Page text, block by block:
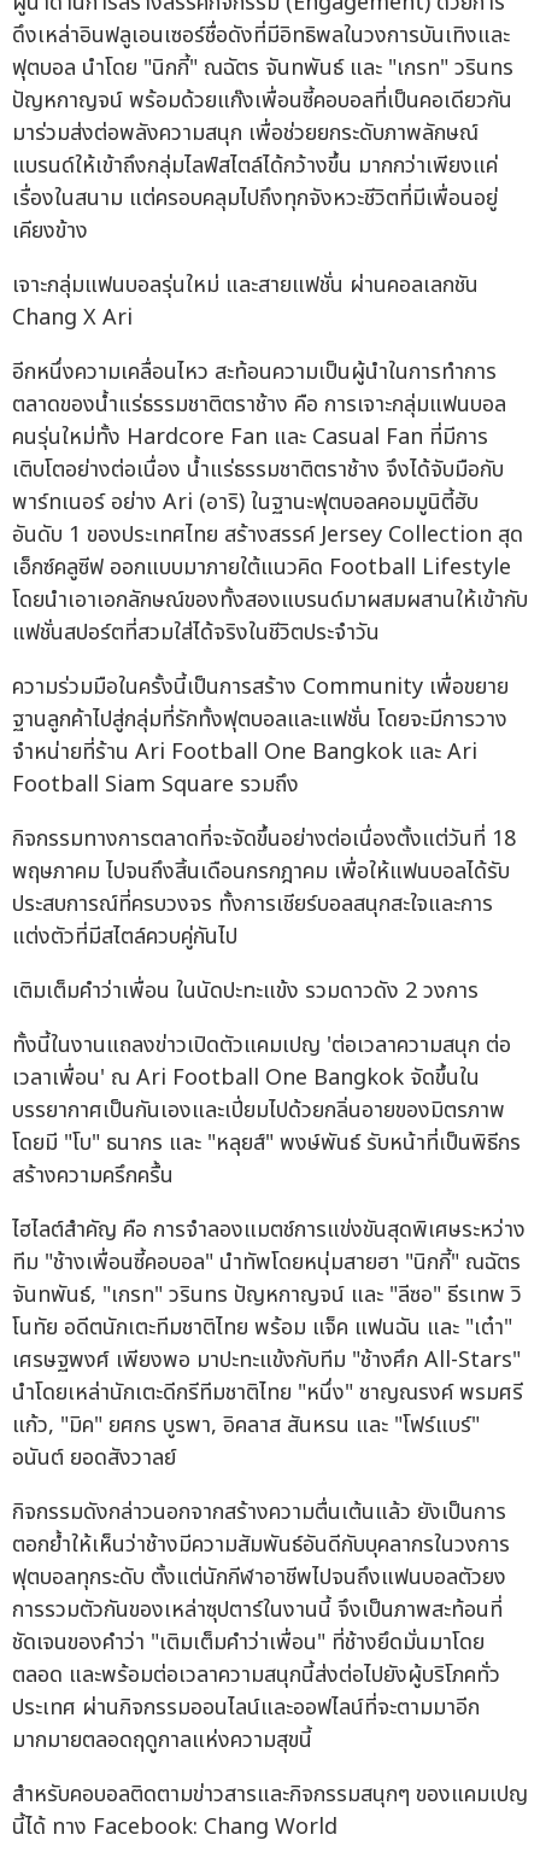
ดึงเหล่าอินฟลูเอนเซอร์ชื่อดังที่มีอิทธิพลในวงการบันเทิงและ
ฟุตบอล นำโดย "นิกกี้" ณฉัตร จันทพันธ์ และ "เกรท" วรินทร
ปัญหกาญจน์ พร้อมด้วยแก๊งเพื่อนซี้คอบอลที่เป็นคอเดียวกัน
มาร่วมส่งต่อพลังความสนุก เพื่อช่วยยกระดับภาพลักษณ์
แบรนด์ให้เข้าถึงกลุ่มไลฟ์สไตล์ได้กว้างขึ้น มากกว่าเพียงแค่
เรื่องในสนาม แต่ครอบคลุมไปถึงทุกจังหวะชีวิตที่มีเพื่อนอยู่
เคียงข้าง
เจาะกลุ่มแฟนบอลรุ่นใหม่ และสายแฟชั่น ผ่านคอลเลกชัน
Chang X Ari
อีกหนึ่งความเคลื่อนไหว สะท้อนความเป็นผู้นำในการทำการ
ตลาดของน้ำแร่ธรรมชาติตราช้าง คือ การเจาะกลุ่มแฟนบอล
คนรุ่นใหม่ทั้ง Hardcore Fan และ Casual Fan ที่มีการ
เติบโตอย่างต่อเนื่อง น้ำแร่ธรรมชาติตราช้าง จึงได้จับมือกับ
พาร์ทเนอร์ อย่าง Ari (อาริ) ในฐานะฟุตบอลคอมมูนิตี้ฮับ
อันดับ 1 ของประเทศไทย สร้างสรรค์ Jersey Collection สุด
เอ็กซ์คลูซีฟ ออกแบบมาภายใต้แนวคิด Football Lifestyle
โดยนำเอาเอกลักษณ์ของทั้งสองแบรนด์มาผสมผสานให้เข้ากับ
แฟชั่นสปอร์ตที่สวมใส่ได้จริงในชีวิตประจำวัน
ความร่วมมือในครั้งนี้เป็นการสร้าง Community เพื่อขยาย
ฐานลูกค้าไปสู่กลุ่มที่รักทั้งฟุตบอลและแฟชั่น โดยจะมีการวาง
จำหน่ายที่ร้าน Ari Football One Bangkok และ Ari
Football Siam Square รวมถึง
กิจกรรมทางการตลาดที่จะจัดขึ้นอย่างต่อเนื่องตั้งแต่วันที่ 18
พฤษภาคม ไปจนถึงสิ้นเดือนกรกฎาคม เพื่อให้แฟนบอลได้รับ
ประสบการณ์ที่ครบวงจร ทั้งการเชียร์บอลสนุกสะใจและการ
แต่งตัวที่มีสไตล์ควบคู่กันไป
เติมเต็มคำว่าเพื่อน ในนัดปะทะแข้ง รวมดาวดัง 2 วงการ
ทั้งนี้ในงานแถลงข่าวเปิดตัวแคมเปญ 'ต่อเวลาความสนุก ต่อ
เวลาเพื่อน' ณ Ari Football One Bangkok จัดขึ้นใน
บรรยากาศเป็นกันเองและเปี่ยมไปด้วยกลิ่นอายของมิตรภาพ
โดยมี "โบ" ธนากร และ "หลุยส์" พงษ์พันธ์ รับหน้าที่เป็นพิธีกร
สร้างความครึกครื้น
ไฮไลต์สำคัญ คือ การจำลองแมตช์การแข่งขันสุดพิเศษระหว่าง
ทีม "ช้างเพื่อนซี้คอบอล" นำทัพโดยหนุ่มสายฮา "นิกกี้" ณฉัตร
จันทพันธ์, "เกรท" วรินทร ปัญหกาญจน์ และ "ลีซอ" ธีรเทพ วิ
โนทัย อดีตนักเตะทีมชาติไทย พร้อม แจ็ค แฟนฉัน และ "เต๋า"
เศรษฐพงศ์ เพียงพอ มาปะทะแข้งกับทีม "ช้างศึก All-Stars"
นำโดยเหล่านักเตะดีกรีทีมชาติไทย "หนึ่ง" ชาญณรงค์ พรมศรี
แก้ว, "มิค" ยศกร บูรพา, อิคลาส สันหรน และ "โฟร์แบร์"
อนันต์ ยอดสังวาลย์
กิจกรรมดังกล่าวนอกจากสร้างความตื่นเต้นแล้ว ยังเป็นการ
ตอกย้ำให้เห็นว่าช้างมีความสัมพันธ์อันดีกับบุคลากรในวงการ
ฟุตบอลทุกระดับ ตั้งแต่นักกีฬาอาชีพไปจนถึงแฟนบอลตัวยง
การรวมตัวกันของเหล่าซุปตาร์ในงานนี้ จึงเป็นภาพสะท้อนที่
ชัดเจนของคำว่า "เติมเต็มคำว่าเพื่อน" ที่ช้างยึดมั่นมาโดย
ตลอด และพร้อมต่อเวลาความสนุกนี้ส่งต่อไปยังผู้บริโภคทั่ว
ประเทศ ผ่านกิจกรรมออนไลน์และออฟไลน์ที่จะตามมาอีก
มากมายตลอดฤดูกาลแห่งความสุขนี้
สำหรับคอบอลติดตามข่าวสารและกิจกรรมสนุกๆ ของแคมเปญ
นี้ได้ ทาง Facebook: Chang World